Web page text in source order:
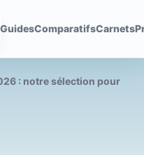
sur Senkōra
GuidesComparatifsCarnets
: notre sélection pour